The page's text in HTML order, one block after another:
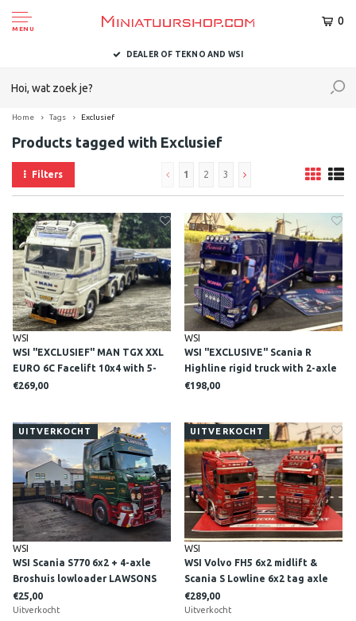
MENU
0
DELIVERED TO YOU WITHIN 1-2 BUSINESS DAYS
Home Tags Exclusief
Products tagged with Exclusief
Filters 1 2 3
WSI
WSI "EXCLUSIEF" MAN TGX XXL
EURO 6C Facelift 10x4 with 5-
axle lowloader + 2-axle dolly
€269,00
WSI
WSI "EXCLUSIVE" Scania R
Highline rigid truck with 2-axle
trailer R&R WOLFF FLOWERS
€198,00
UITVERKOCHT
WSI
WSI Scania S770 6x2 + 4-axle
Broshuis lowloader LAWSONS
COCKERMOUTH Cumbria
England
€25,00
Uitverkocht
UITVERKOCHT
WSI
WSI Volvo FH5 6x2 midlift &
Scania S Lowline 6x2 tag axle
Tractor set Stuart Nicol
Transport SNT Scotland
€289,00
Uitverkocht